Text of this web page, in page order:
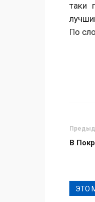
таки
По
В
ЭТО